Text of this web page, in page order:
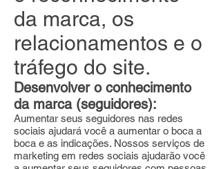
da marca, os
relacionamentos e o
tráfego do site.
Desenvolver o conhecimento
da marca (seguidores):
Aumentar seus seguidores nas redes
sociais ajudará você a aumentar o boca a
boca e as indicações. Nossos serviços de
marketing em redes sociais ajudarão você